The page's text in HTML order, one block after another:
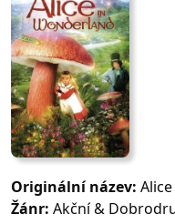
Originální název:
Žánr: Akční &